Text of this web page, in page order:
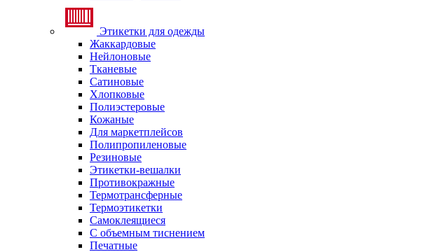
Этикетки для одежды
Жаккардовые
Нейлоновые
Тканевые
Сатиновые
Хлопковые
Полиэстеровые
Кожаные
Для маркетплейсов
Полипропиленовые
Резиновые
Этикетки-вешалки
Противокражные
Термотрансферные
Термоэтикетки
Самоклеящиеся
С объемным тиснением
Печатные